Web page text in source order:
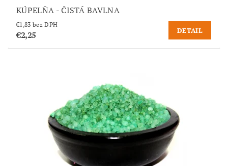
KÚPELŇA - ČISTÁ BAVLNA
€1,83 bez DPH
€2,25 DETAIL